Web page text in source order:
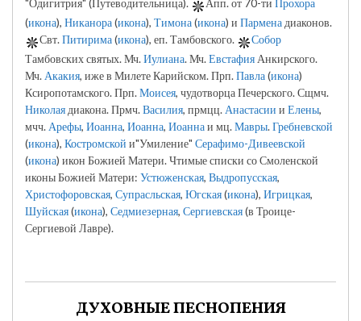
"Одигитрия" (Путеводительница).
Апп. от 70-ти Прохора
(икона), Никанора(икона), Тимона(икона) и Пармена диаконов.
Свт.Питирима(икона), еп. Тамбовского.
Собор
Тамбовских святых. Мч.Иулиана. Мч.Евстафия Анкирского.
Мч. Акакия, иже в Милете Карийском. Прп.Павла(икона)
Ксиропотамского. Прп.Моисея, чудотворца Печерского. Сщмч.
Николая диакона. Прмч.Василия, прмцц. Анастасии и Елены,
мчч. Арефы, Иоанна, Иоанна, Иоаннаи мц.Мавры.Гребневской
(икона), Костромской и"Умиление" Серафимо-Дивеевской
(икона) икон Божией Матери. Чтимые списки со Смоленской
иконы Божией Матери: Устюженская, Выдропусская,
Христофоровская, Супрасльская, Югская(икона), Игрицкая,
Шуйская(икона), Седмиезерная, Сергиевская(в Троице-
Сергиевой Лавре).
ДУХОВНЫЕ ПЕСНОПЕНИЯ